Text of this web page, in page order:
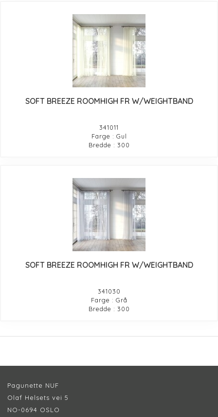
SOFT BREEZE ROOMHIGH FR W/WEIGHTBAND
341011
Farge : Gul
Bredde : 300
SOFT BREEZE ROOMHIGH FR W/WEIGHTBAND
341030
Farge : Grå
Bredde : 300
Pagunette NUF
Olaf Helsets vei 5
NO-0694 OSLO